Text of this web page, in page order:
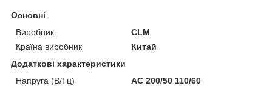
Основні
Виробник
CLM
Країна виробник
Китай
Додаткові характеристики
Напруга (В/Гц)
AC 200/50 110/60